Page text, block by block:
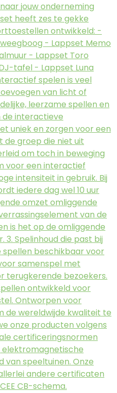
jouw onderneming
heeft zes te gekke
ontwikkeld: -
- Lappset Memo
- Lappset Toro
tafel - Lappset Luna
spelen is veel
van licht of
leerzame spellen en
de interactieve
uniek en zorgen voor een
de groep die niet uit
om toch in beweging
voor een interactief
intensiteit in gebruik. Bij
iedere dag wel 10 uur
omzet omliggende
van de
is het op de omliggende
3. Spelinhoud die past bij
spellen beschikbaar voor
samenspel met
terugkerende bezoekers.
ontwikkeld voor
Ontworpen voor
de wereldwijde kwaliteit te
onze producten volgens
certificeringsnormen
elektromagnetische
van speeltuinen. Onze
andere certificaten
CB-schema.